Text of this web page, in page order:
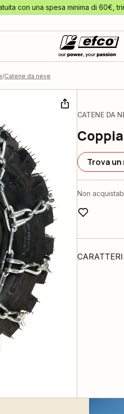
con una spesa minima di 60€,
Catene da neve
CATENE DA
Trova
Non